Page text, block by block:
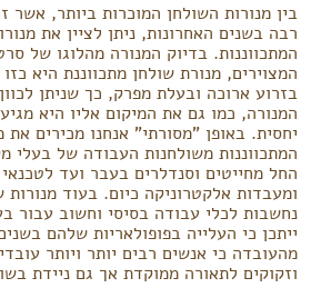
בין מנורות השולחן המוכרות ביותר, אשר
רבה בשנים האחרונות, ניתן לציין את
המתכווננות. בדיוק המנורה מהלוגו של
המצוירים, מנורת שולחן מתכווננת היא
בזרוע ארוכה ובעלת מפרק, כך שניתן
המנורה, כמו גם את המיקום אליו היא
יחסית. באופן "מסורתי" אנחנו מכירים את
המתכווננות משולחנות העבודה של בעלי
החל מחייטים וסנדלרים בעבר ועד
ומעבדות אלקטרוניקה כיום. בעוד מנורות
נחשבות לכלי עבודה בסיסי וחשוב עבור
ייתכן כי העלייה בפופולאריות שלהם
מהעובדה כי אנשים רבים יותר ויותר
וזקוקים לתאורה ממוקדת אך גם ניידת